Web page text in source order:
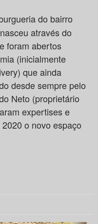
do bairro
através do
foram abertos
(inicialmente
que ainda
desde sempre pelo
Neto (proprietário
expertises e
o novo espaço